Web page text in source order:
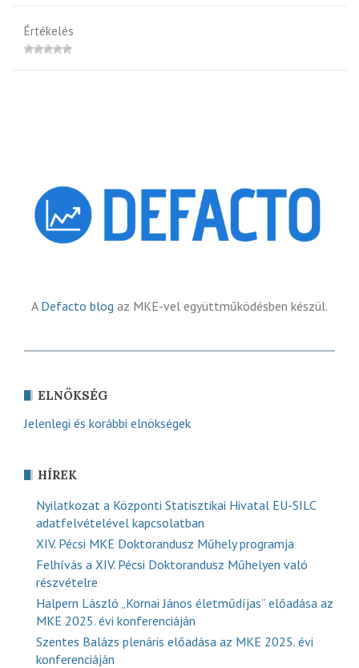
Értékelés
A Defacto blog az MKE-vel együttműködésben készül.
ELNÖKSÉG
Jelenlegi és korábbi elnökségek
HÍREK
Nyilatkozat a Központi Statisztikai Hivatal EU-SILC
adatfelvételével kapcsolatban
XIV. Pécsi MKE Doktorandusz Műhely programja
Felhívás a XIV. Pécsi Doktorandusz Műhelyen való
részvételre
Halpern László „Kornai János életműdíjas” előadása az
MKE 2025. évi konferenciáján
Szentes Balázs plenáris előadása az MKE 2025. évi
konferenciáján